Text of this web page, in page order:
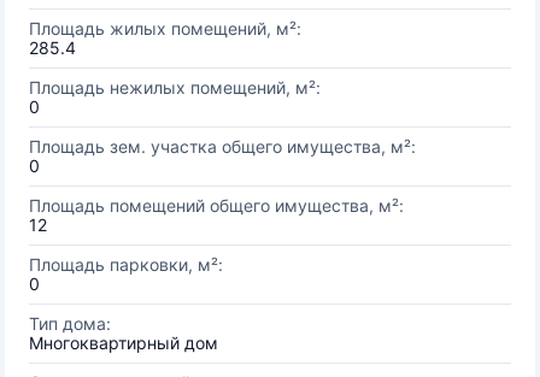
Площадь жилых помещений, м²:
285.4
Площадь нежилых помещений, м²:
0
Площадь зем. участка общего имущества, м²:
0
Площадь помещений общего имущества, м²:
12
Площадь парковки, м²:
0
Тип дома:
Многоквартирный дом